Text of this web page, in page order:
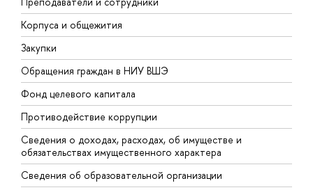
Корпуса и общежития
Закупки
Обращения граждан в НИУ ВШЭ
Фонд целевого капитала
Противодействие коррупции
Сведения о доходах, расходах, об имуществе и
обязательствах имущественного характера
Сведения об образовательной организации